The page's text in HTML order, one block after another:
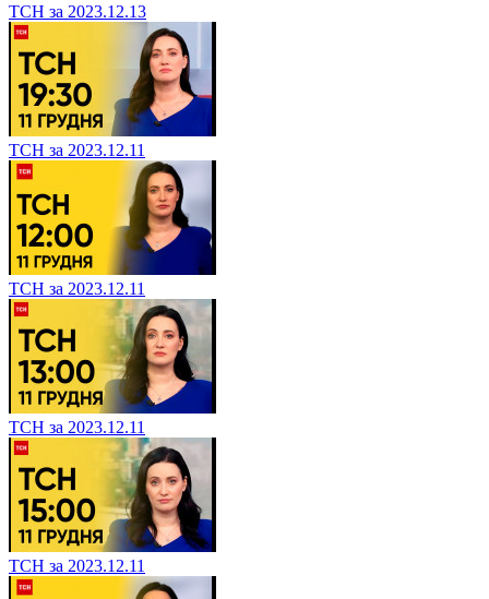
ТСН за 2023.12.13
ТСН за 2023.12.11
ТСН за 2023.12.11
ТСН за 2023.12.11
ТСН за 2023.12.11